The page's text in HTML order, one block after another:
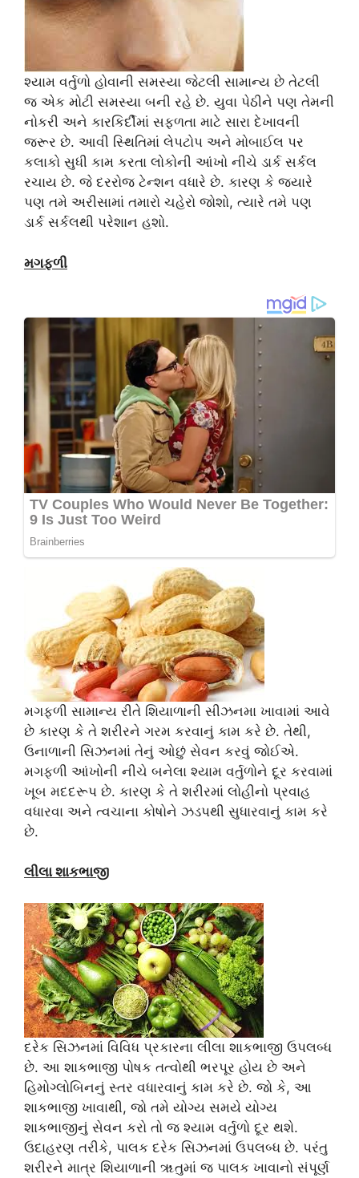
શ્યામ વર્તુળો હોવાની સમસ્યા જેટલી સામાન્ય છે તેટલી
જ એક મોટી સમસ્યા બની રહે છે. યુવા પેઠીને પણ તેમની
નોકરી અને કારકિર્દીમાં સફળતા માટે સારા દેખાવની
જરૂર છે. આવી સ્થિતિમાં લેપટોપ અને મોબાઈલ પર
કલાકો સુધી કામ કરતા લોકોની આંખો નીચે ડાર્ક સર્કલ
રચાય છે. જે દરરોજ ટેન્શન વધારે છે. કારણ કે જ્યારે
પણ તમે અરીસામાં તમારો ચહેરો જોશો, ત્યારે તમે પણ
ડાર્ક સર્કલથી પરેશાન હશો.
મગફળી
મગફળી સામાન્ય રીતે શિયાળાની સીઝનમા ખાવામાં આવે
છે કારણ કે તે શરીરને ગરમ કરવાનું કામ કરે છે. તેથી,
ઉનાળાની સિઝનમાં તેનું ઓછું સેવન કરવું જોઈએ.
મગફળી આંખોની નીચે બનેલા શ્યામ વર્તુળોને દૂર કરવામાં
ખૂબ મદદરૂપ છે. કારણ કે તે શરીરમાં લોહીનો પ્રવાહ
વધારવા અને ત્વચાના કોષોને ઝડપથી સુધારવાનું કામ કરે
છે.
લીલા શાકભાજી
દરેક સિઝનમાં વિવિધ પ્રકારના લીલા શાકભાજી ઉપલબ્ધ
છે. આ શાકભાજી પોષક તત્વોથી ભરપૂર હોય છે અને
હિમોગ્લોબિનનું સ્તર વધારવાનું કામ કરે છે. જો કે, આ
શાકભાજી ખાવાથી, જો તમે યોગ્ય સમયે યોગ્ય
શાકભાજીનું સેવન કરો તો જ શ્યામ વર્તુળો દૂર થશે.
ઉદાહરણ તરીકે, પાલક દરેક સિઝનમાં ઉપલબ્ધ છે. પરંતુ
શરીરને માત્ર શિયાળાની ૠતુમાં જ પાલક ખાવાનો સંપૂર્ણ